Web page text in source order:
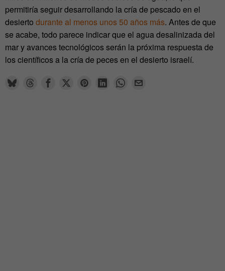
permitiría seguir desarrollando la cría de pescado en el
desierto durante al menos unos 50 años más. Antes de que
se acabe, todo parece indicar que el agua desalinizada del
mar y avances tecnológicos serán la próxima respuesta de
los científicos a la cría de peces en el desierto israelí.